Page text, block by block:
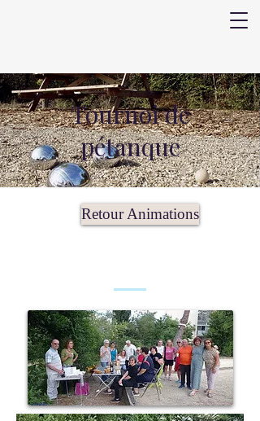
Tournoi de
pétanque
Retour Animations